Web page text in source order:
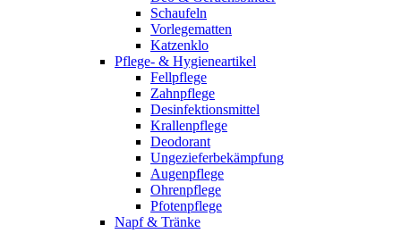
Schaufeln
Vorlegematten
Katzenklo
Pflege- & Hygieneartikel
Fellpflege
Zahnpflege
Desinfektionsmittel
Krallenpflege
Deodorant
Ungezieferbekämpfung
Augenpflege
Ohrenpflege
Pfotenpflege
Napf & Tränke